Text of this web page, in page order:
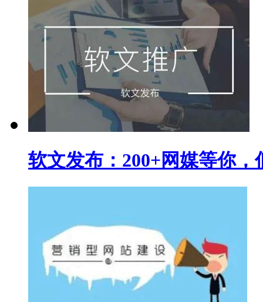
软文发布：200+网媒等你，